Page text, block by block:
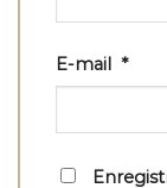
E-mail *